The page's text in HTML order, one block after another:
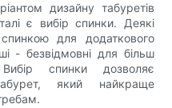
дизайну табуретів
є вибір спинки. Деякі
для додаткового
- безвідмовні для більш
Вибір спинки дозволяє
який найкраще